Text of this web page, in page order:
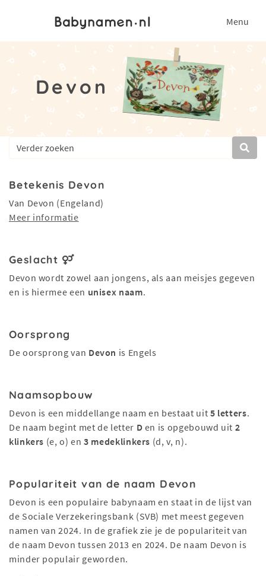
Menu
Devon
Betekenis Devon
Van Devon (Engeland)
Meer informatie
Geslacht
Devon wordt zowel aan jongens, als aan meisjes gegeven
en is hiermee een unisex naam.
Oorsprong
De oorsprong van Devon is Engels
Naamsopbouw
Devon is een middellange naam en bestaat uit 5 letters.
De naam begint met de letter D en is opgebouwd uit 2
klinkers (e, o) en3 medeklinkers (d, v, n).
Populariteit van de naam Devon
Devon is een populaire babynaam en staat in de lijst van
de Sociale Verzekeringsbank (SVB) met meest gegeven
namen van 2024. In de grafiek zie je de populariteit van
de naam Devon tussen 2013 en 2024. De naam Devon is
minder populair geworden.